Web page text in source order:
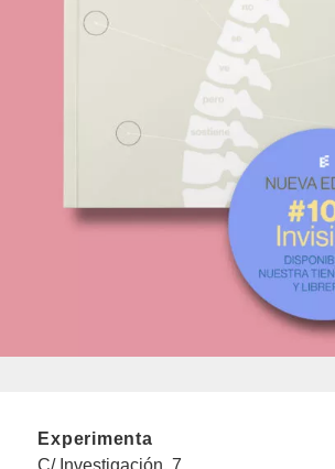
Experimenta
C/ Investigación, 7